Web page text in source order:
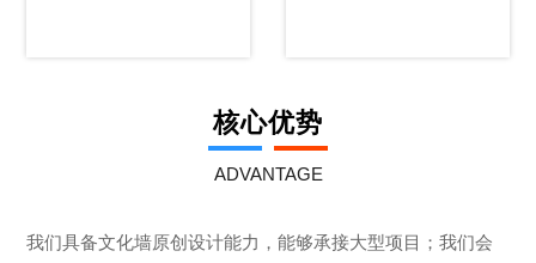
核心优势
ADVANTAGE
我们具备文化墙原创设计能力，能够承接大型项目；我们会